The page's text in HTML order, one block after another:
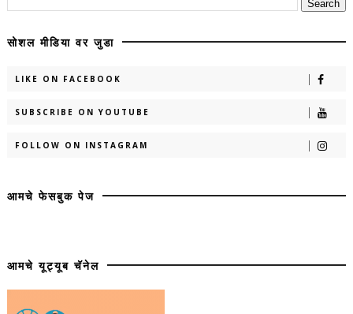
सोशल मीडिया वर जुडा
LIKE ON FACEBOOK
SUBSCRIBE ON YOUTUBE
FOLLOW ON INSTAGRAM
आमचे फेसबुक पेज
आमचे यूट्यूब चॅनेल